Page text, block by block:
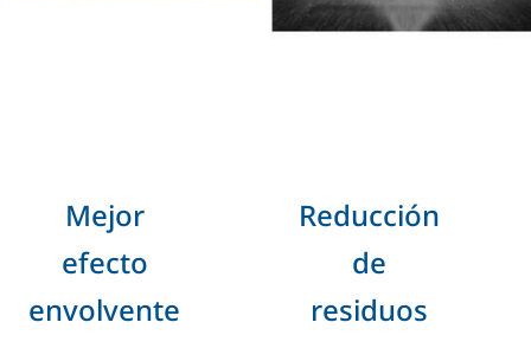
Mejor
efecto
envolvente
Reducción
de
residuos